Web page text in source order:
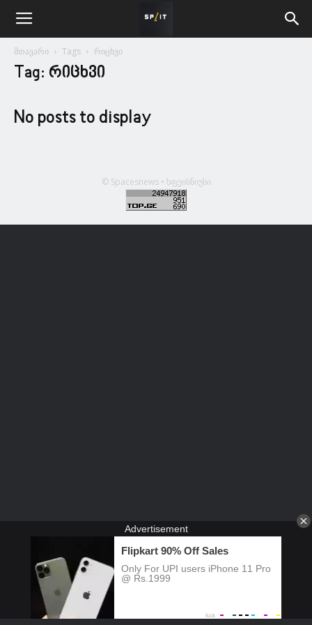
მთავარი Tags რიცხვი
Tag: რიცხვი
No posts to display
© Spacesnews • სფეისნიუსი